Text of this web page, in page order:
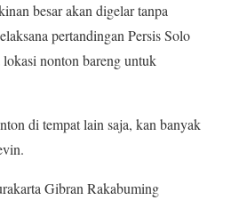
besar akan digelar tanpa
pertandingan Persis Solo
nonton bareng untuk
di tempat lain saja, kan banyak
Gibran Rakabuming